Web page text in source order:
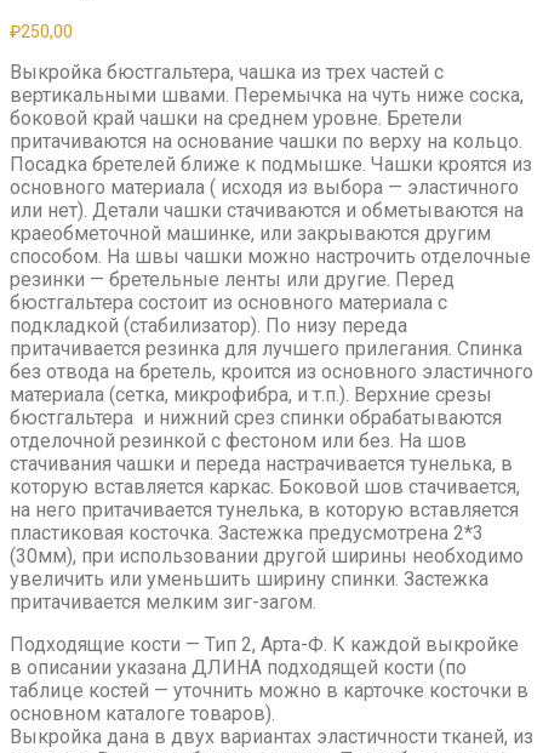
₽250,00
Выкройка бюстгальтера, чашка из трех частей с
вертикальными швами. Перемычка на чуть ниже соска,
боковой край чашки на среднем уровне. Бретели
притачиваются на основание чашки по верху на кольцо.
Посадка бретелей ближе к подмышке. Чашки кроятся из
основного материала ( исходя из выбора — эластичного
или нет). Детали чашки стачиваются и обметываются на
краеобметочной машинке, или закрываются другим
способом. На швы чашки можно настрочить отделочные
резинки — бретельные ленты или другие. Перед
бюстгальтера состоит из основного материала с
подкладкой (стабилизатор). По низу переда
притачивается резинка для лучшего прилегания. Спинка
без отвода на бретель, кроится из основного эластичного
материала (сетка, микрофибра, и т.п.). Верхние срезы
бюстгальтера и нижний срез спинки обрабатываются
отделочной резинкой с фестоном или без. На шов
стачивания чашки и переда настрачивается тунелька, в
которую вставляется каркас. Боковой шов стачивается,
на него притачивается тунелька, в которую вставляется
пластиковая косточка. Застежка предусмотрена 2*3
(30мм), при использовании другой ширины необходимо
увеличить или уменьшить ширину спинки. Застежка
притачивается мелким зиг-загом.
Подходящие кости — Тип 2, Арта-Ф. К каждой выкройке
в описании указана ДЛИНА подходящей кости (по
таблице костей — уточнить можно в карточке косточки в
основном каталоге товаров).
Выкройка дана в двух вариантах эластичности тканей, из